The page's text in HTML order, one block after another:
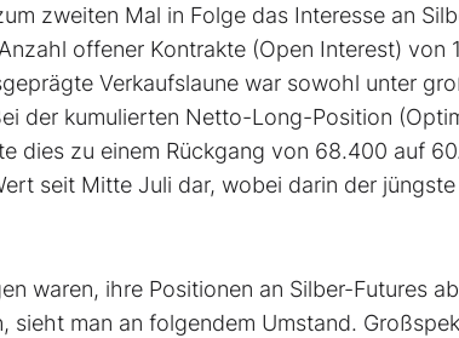
zweiten Mal in Folge das Interesse an
offener Kontrakte (Open Interest) von
Verkaufslaune war sowohl unter
der kumulierten Netto-Long-Position
dies zu einem Rückgang von 68.400 auf
seit Mitte Juli dar, wobei darin der
waren, ihre Positionen an Silber-Futures
man an folgendem Umstand.